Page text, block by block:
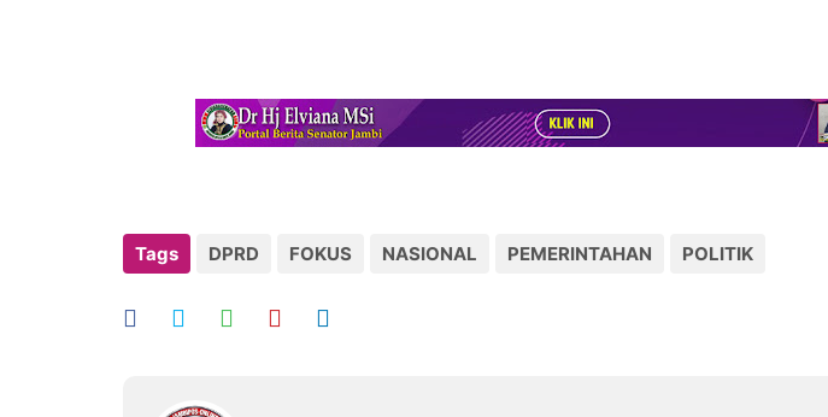
Tags DPRD FOKUS NASIONAL PEMERINTAHAN POLITIK